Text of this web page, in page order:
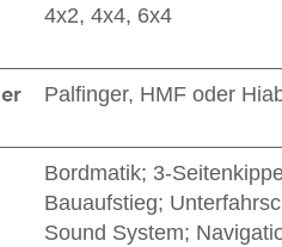
4x2, 4x4, 6x4
Palfinger, HMF oder
Bordmatik; 3-
Bauaufstieg;
Sound System;